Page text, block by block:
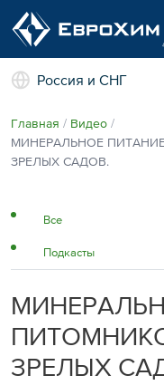
Наши удобрения
О нас
Поддержка и
Экологичность
Полевые опыты
Центр знаний
Россия и СНГ
Главная
Видео
МИНЕРАЛЬНОЕ
ЗРЕЛЫХ САДОВ.
Все
Подкасты
ЗРЕЛЫХ